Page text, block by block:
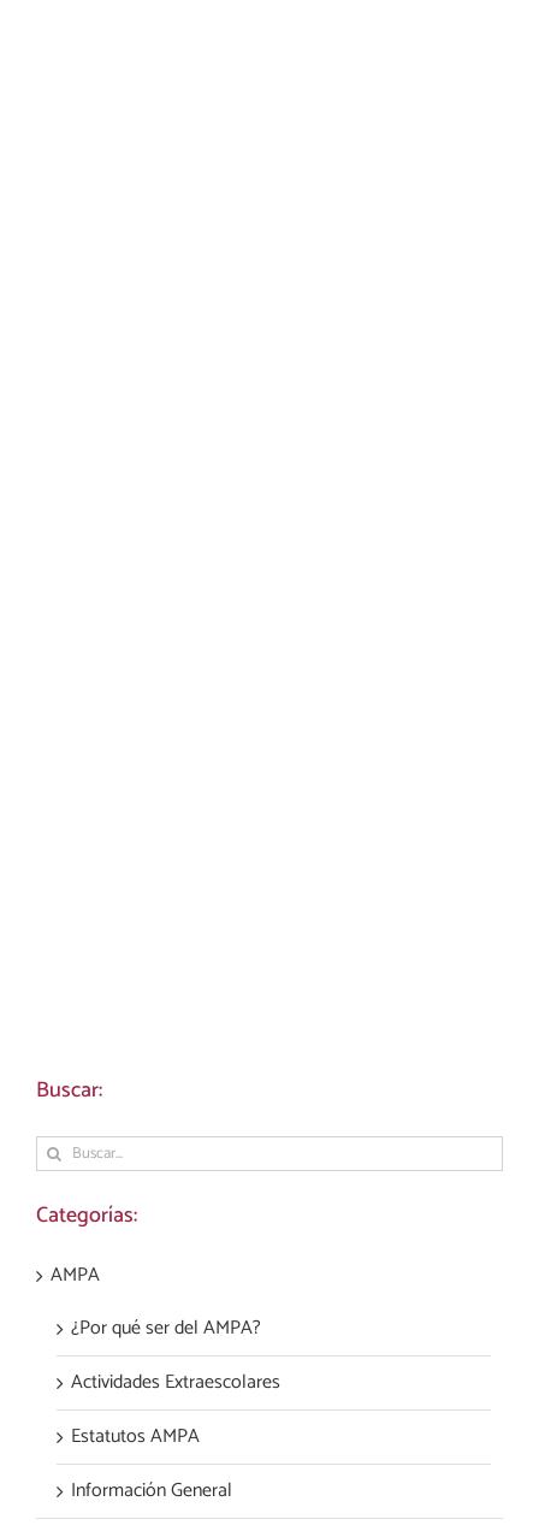
Buscar:
Buscar:
Categorías:
AMPA
¿Por qué ser del AMPA?
Actividades Extraescolares
Estatutos AMPA
Información General